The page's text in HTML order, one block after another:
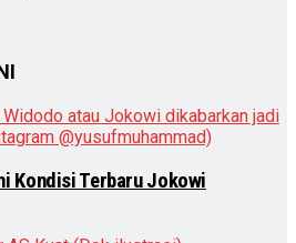
Kondisi Terbaru Jokowi